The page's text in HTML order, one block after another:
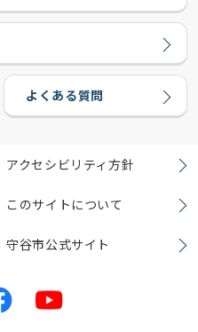
よくある質問
アクセシビリティ方針
このサイトについて
守谷市公式サイト